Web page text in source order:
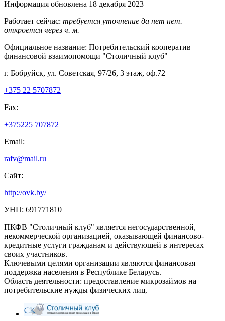
Информация обновлена 18 декабря 2023
Работает сейчас: требуется уточнение да нет нет.
откроется через ч. м.
Официальное название: Потребительский кооператив
финансовой взаимопомощи "Столичный клуб"
г. Бобруйск, ул. Советская, 97/26, 3 этаж, оф.72
+375 22 5707872
Fax:
+375225 707872
Email:
rafv@mail.ru
Сайт:
http://ovk.by/
УНП: 691771810
ПКФВ "Столичный клуб" является негосударственной,
некоммерческой организацией, оказывающей финансово-
кредитные услуги гражданам и действующей в интересах
своих участников.
Ключевыми целями организации являются финансовая
поддержка населения в Республике Беларусь.
Область деятельности: предоставление микрозаймов на
потребительские нужды физических лиц.